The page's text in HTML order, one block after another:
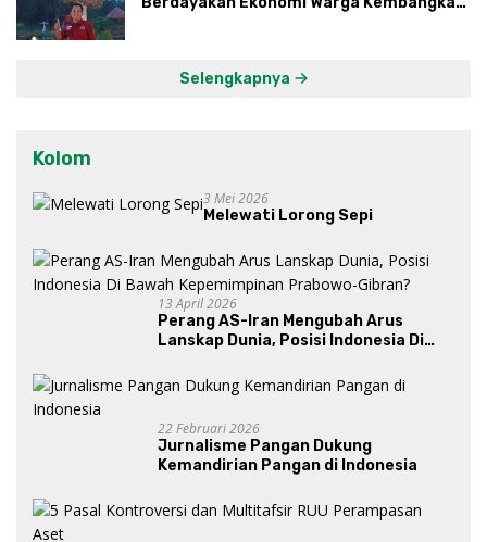
Selengkapnya
Kolom
3 Mei 2026
Melewati Lorong Sepi
13 April 2026
Perang AS-Iran Mengubah Arus
Lanskap Dunia, Posisi Indonesia Di
Gibran?
22 Februari 2026
Jurnalisme Pangan Dukung
Kemandirian Pangan di Indonesia